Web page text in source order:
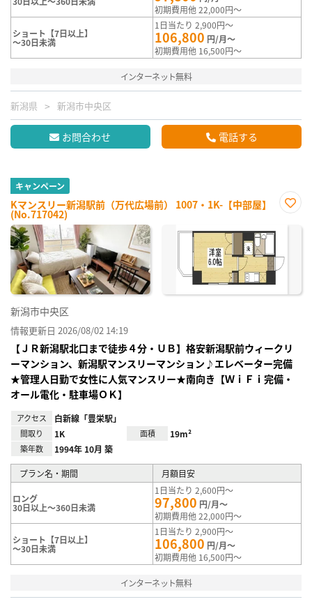
初期費用他 22,000円～
ショート【7日以上】
～30日未満
1日当たり 2,900円～
106,800 円/月～
初期費用他 16,500円～
インターネット無料
新潟県 新潟市中央区
お問合わせ 電話する
キャンペーン
Kマンスリー新潟駅前（万代広場前） 1007・1K-【中部屋】
(No.717042)
に入
新潟市中央区
情報更新日 2026/08/02 14:19
【ＪＲ新潟駅北口まで徒歩４分・ＵＢ】格安新潟駅前ウィークリ
ーマンション、新潟駅マンスリーマンション♪エレベーター完備
★管理人日勤で女性に人気マンスリー★南向き【ＷｉＦｉ完備・
オール電化・駐車場ＯＫ】
アクセス 白新線「豊栄駅」
間取り 1K 面積 19m²
築年数 1994年 10月 築
プラン名・期間 月額目安
ロング
30日以上～360日未満
1日当たり 2,600円～
97,800 円/月～
初期費用他 22,000円～
ショート【7日以上】
～30日未満
1日当たり 2,900円～
106,800 円/月～
初期費用他 16,500円～
インターネット無料